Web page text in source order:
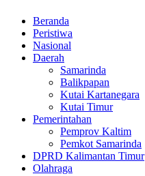
Beranda
Peristiwa
Nasional
Daerah
Samarinda
Balikpapan
Kutai Kartanegara
Kutai Timur
Pemerintahan
Pemprov Kaltim
Pemkot Samarinda
DPRD Kalimantan Timur
Olahraga